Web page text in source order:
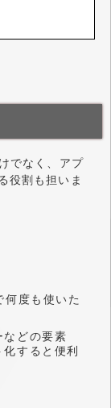
でなく、アプ
役割も担いま
度も使いた
どの要素
すると便利